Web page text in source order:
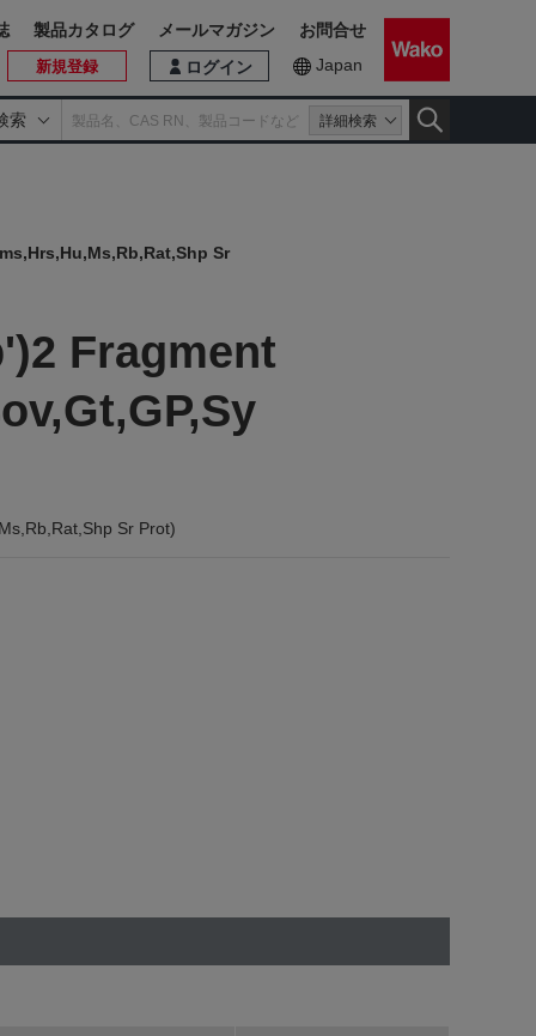
索 詳細検索
ログイン
新規登録 Japan
製品カタログ メールマガジン お問合せ
Sr
Fragment
Sr Prot)